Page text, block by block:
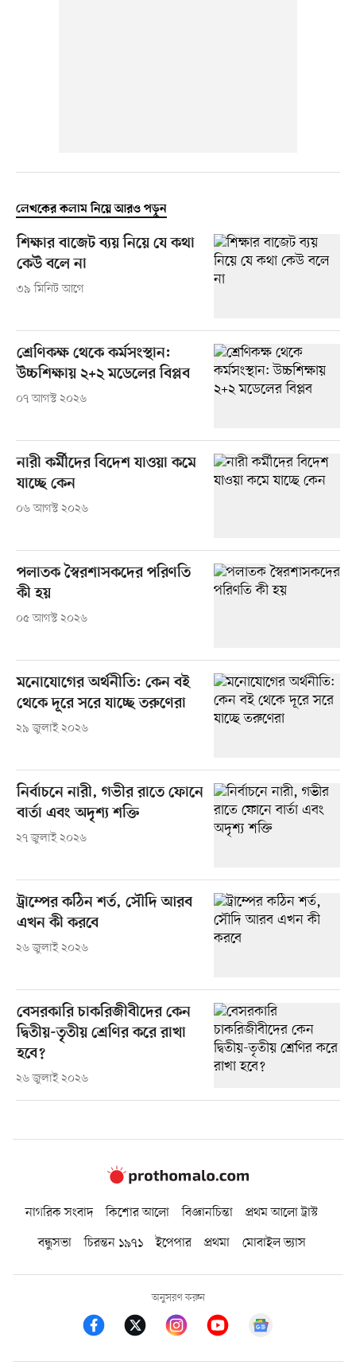
লেখকের কলাম নিয়ে আরও পড়ুন
শিক্ষার বাজেট ব্যয় নিয়ে যে কথা
কেউ বলে না
৩৯ মিনিট আগে
শ্রেণিকক্ষ থেকে কর্মসংস্থান:
উচ্চশিক্ষায় ২+২ মডেলের বিপ্লব
০৭ আগস্ট ২০২৬
নারী কর্মীদের বিদেশ যাওয়া কমে
যাচ্ছে কেন
০৬ আগস্ট ২০২৬
পলাতক স্বৈরশাসকদের পরিণতি
কী হয়
০৫ আগস্ট ২০২৬
মনোযোগের অর্থনীতি: কেন বই
থেকে দূরে সরে যাচ্ছে তরুণেরা
২৯ জুলাই ২০২৬
নির্বাচনে নারী, গভীর রাতে ফোনে
বার্তা এবং অদৃশ্য শক্তি
২৭ জুলাই ২০২৬
ট্রাম্পের কঠিন শর্ত, সৌদি আরব
এখন কী করবে
২৬ জুলাই ২০২৬
বেসরকারি চাকরিজীবীদের কেন
দ্বিতীয়-তৃতীয় শ্রেণির করে রাখা
হবে?
২৬ জুলাই ২০২৬
নাগরিক সংবাদ কিশোর আলো বিজ্ঞানচিন্তা
প্রথম আলো ট্রাস্ট
বন্ধুসভা
চিরন্তন ১৯৭১ ইপেপার প্রথমা মোবাইল ভ্যাস
অনুসরণ করুন